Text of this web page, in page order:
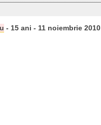
- 15 ani - 11 noiembrie 2010